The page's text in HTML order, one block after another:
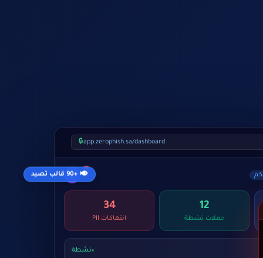
+90 قالب تصيد
🔒app.zerophish.sa/dashboard
3
ح
12
حملات نشطة
34
انتهاكات PII
نشطة